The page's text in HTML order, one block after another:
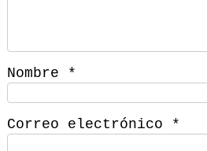
Nombre *
Correo electrónico *